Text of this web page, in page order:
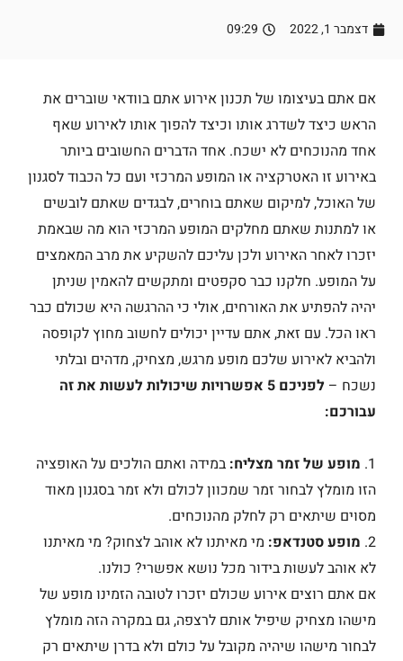
דצמבר 1, 2022 09:29
אם אתם בעיצומו של תכנון אירוע אתם בוודאי שוברים את
הראש כיצד לשדרג אותו וכיצד להפוך אותו לאירוע שאף
אחד מהנוכחים לא ישכח. אחד הדברים החשובים ביותר
באירוע זו האטרקציה או המופע המרכזי ועם כל הכבוד לסגנון
של האוכל, למיקום שאתם בוחרים, לבגדים שאתם לובשים
או למתנות שאתם מחלקים המופע המרכזי הוא מה שבאמת
יזכרו לאחר האירוע ולכן עליכם להשקיע את מרב המאמצים
על המופע. חלקנו כבר סקפטים ומתקשים להאמין שניתן
יהיה להפתיע את האורחים, אולי כי ההרגשה היא שכולם כבר
ראו הכל. עם זאת, אתם עדיין יכולים לחשוב מחוץ לקופסה
ולהביא לאירוע שלכם מופע מרגש, מצחיק, מדהים ובלתי
נשכח –
לפניכם 5 אפשרויות שיכולות לעשות את זה
עבורכם:
1. מופע של זמר מצליח: במידה ואתם הולכים על האופציה
הזו מומלץ לבחור זמר שמכוון לכולם ולא זמר בסגנון מאוד
מסוים שיתאים רק לחלק מהנוכחים.
2. מופע סטנדאפ: מי מאיתנו לא אוהב לצחוק? מי מאיתנו
לא אוהב לעשות בידור מכל נושא אפשרי? כולנו.
אם אתם רוצים אירוע שכולם יזכרו לטובה הזמינו מופע של
מישהו מצחיק שיפיל אותם לרצפה, גם במקרה הזה מומלץ
לבחור מישהו שיהיה מקובל על כולם ולא בדרן שיתאים רק